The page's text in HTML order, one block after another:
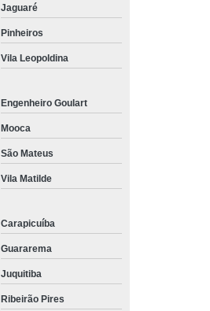
Jaguaré
Pinheiros
Vila Leopoldina
Engenheiro Goulart
Mooca
São Mateus
Vila Matilde
Carapicuíba
Guararema
Juquitiba
Ribeirão Pires